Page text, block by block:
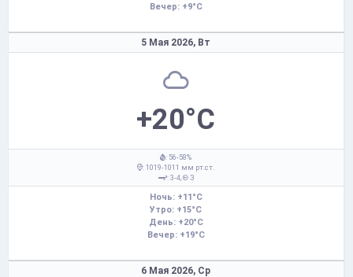
Вечер: +9°C
5 Мая 2026, Вт
+20°C
: 56-58%
: 1019-1011 мм рт.ст.
: 3-4,
З
Ночь: +11°C
Утро: +15°C
День: +20°C
Вечер: +19°C
6 Мая 2026, Ср